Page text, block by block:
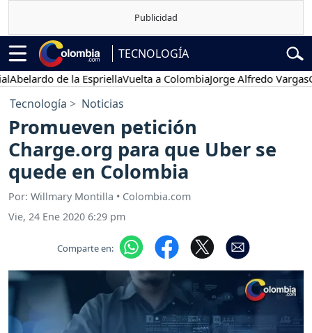
TECNOLOGÍA
de la EspriellaVuelta a ColombiaJorge Alfredo Vargas
Tecnología Noticias
Promueven petición
Charge.org para que Uber se
quede en Colombia
Por: Willmary Montilla • Colombia.com
Vie, 24 Ene 2020 6:29 pm
Comparte en: